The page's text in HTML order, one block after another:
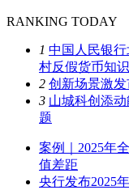
RANKING TODAY
1 中国人民银
村反假货币知
2 创新场景激
3 山城科创添
题
案例｜2025年
值差距
央行发布2025